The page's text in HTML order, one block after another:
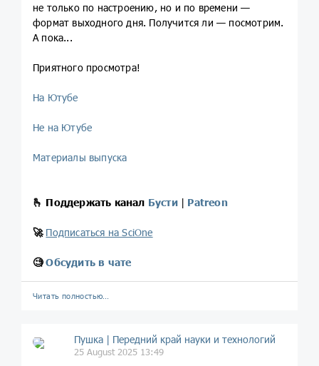
не только по настроению, но и по времени —
формат выходного дня. Получится ли — посмотрим.
А пока...
Приятного просмотра!
На Ютубе
Не на Ютубе
Материалы выпуска
🫰 Поддержать канал Бусти| Patreon
🚀 Подписаться на SciOne
🧐 Обсудить в чате
Читать полностью…
Пушка | Передний край науки и технологий
25 August 2025 13:49